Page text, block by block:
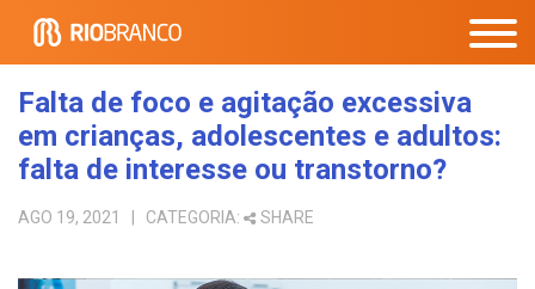
Falta de foco e agitação excessiva
em crianças, adolescentes e adultos:
falta de interesse ou transtorno?
AGO 19, 2021 | CATEGORIA: SHARE